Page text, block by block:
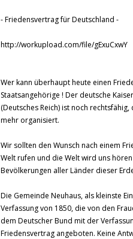
- Friedensvertrag für Deutschland -
http://workupload.com/file/gExuCxwY
Wer kann überhaupt heute einen
Staatsangehörige ! Der deutsche
(Deutsches Reich) ist noch
mehr organisiert.
Wir sollten den Wunsch nach einem
Welt rufen und die Welt wird uns
Bevölkerungen aller Länder dieser
Die Gemeinde Neuhaus, als kleinste
Verfassung von 1850, die von den
dem Deutscher Bund mit der
Friedensvertrag angeboten. Keine